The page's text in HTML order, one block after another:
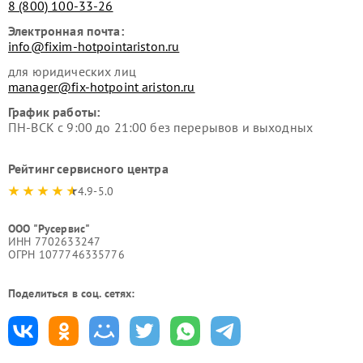
8 (800) 100-33-26
Электронная почта:
info@fixim-hotpointariston.ru
для юридических лиц
manager@fix-hotpoint ariston.ru
График работы:
ПН-ВСК с 9:00 до 21:00 без перерывов и выходных
Рейтинг сервисного центра
4.9-5.0
ООО "Русервис"
ИНН 7702633247
ОГРН 1077746335776
Поделиться в соц. сетях: